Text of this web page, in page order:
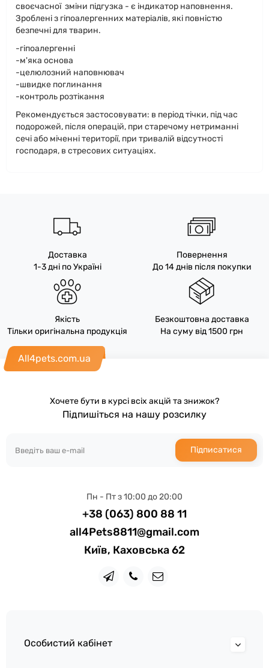
своєчасної зміни підгузка - є індикатор наповнення.
Зроблені з гіпоалергенних матеріалів, які повністю
безпечні для тварин.
-гіпоалергенні
-м'яка основа
-целюлозний наповнювач
-швидке поглинання
-контроль розтікання
Рекомендується застосовувати: в період тічки, під час
подорожей, після операцій, при старечому нетриманні
сечі або міченні території, при тривалій відсутності
господаря, в стресових ситуаціях.
Доставка
1-3 дні по Україні
Повернення
До 14 днів після покупки
Якість
Тільки оригінальна продукція
Безкоштовна доставка
На суму від 1500 грн
All4pets.com.ua
Хочете бути в курсі всіх акцій та знижок?
Підпишіться на нашу розсилку
Підписатися
Пн - Пт з 10:00 до 20:00
+38 (063) 800 88 11
all4Pets8811@gmail.com
Київ, Каховська 62
Особистий кабінет